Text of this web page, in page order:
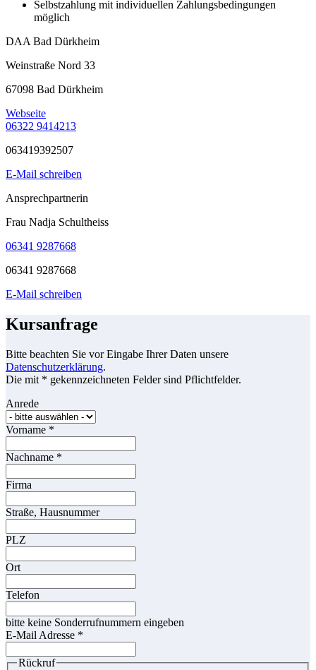
Selbstzahlung mit individuellen Zahlungsbedingungen
möglich
DAA Bad Dürkheim
Weinstraße Nord 33
67098 Bad Dürkheim
Webseite
06322 9414213
063419392507
E-Mail schreiben
Ansprechpartnerin
Frau Nadja Schultheiss
06341 9287668
06341 9287668
E-Mail schreiben
Kursanfrage
Bitte beachten Sie vor Eingabe Ihrer Daten unsere
Datenschutzerklärung.
Die mit * gekennzeichneten Felder sind Pflichtfelder.
Anrede
Vorname *
Nachname *
Firma
Straße, Hausnummer
PLZ
Ort
Telefon
bitte keine Sonderrufnummern eingeben
E-Mail Adresse *
Rückruf